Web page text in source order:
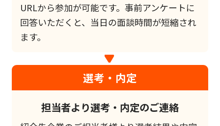
URLから参加が可能です。事前アンケートに
回答いただくと、当日の面談時間が短縮され
ます。
選考・内定
担当者より選考・内定のご連絡